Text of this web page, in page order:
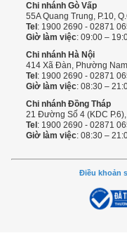
Chi nhánh Gò Vấp
55A Quang Trung, P.10,
Tel : 1900 2690 - 02871
Giờ làm việc: 09:00 –
Chi nhánh Hà Nội
414 Xã Đàn, Phường
Tel : 1900 2690 - 02871
Giờ làm việc: 08:30 –
Chi nhánh Đồng Tháp
21 Đường Số 4 (KDC
Tel : 1900 2690 - 02871
Giờ làm việc: 08:30 –
Điều khoản